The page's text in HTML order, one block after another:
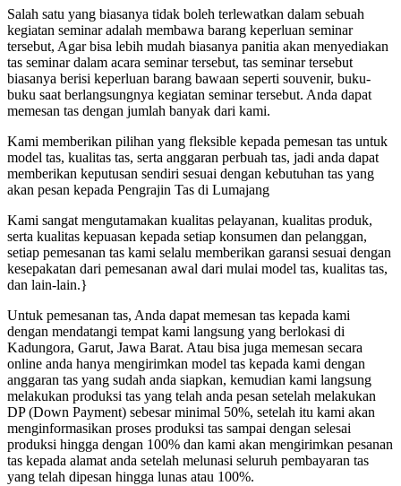
Salah satu yang biasanya tidak boleh terlewatkan dalam sebuah
kegiatan seminar adalah membawa barang keperluan seminar
tersebut, Agar bisa lebih mudah biasanya panitia akan menyediakan
tas seminar dalam acara seminar tersebut, tas seminar tersebut
biasanya berisi keperluan barang bawaan seperti souvenir, buku-
buku saat berlangsungnya kegiatan seminar tersebut. Anda dapat
memesan tas dengan jumlah banyak dari kami.
Kami memberikan pilihan yang fleksible kepada pemesan tas untuk
model tas, kualitas tas, serta anggaran perbuah tas, jadi anda dapat
memberikan keputusan sendiri sesuai dengan kebutuhan tas yang
akan pesan kepada Pengrajin Tas di Lumajang
Kami sangat mengutamakan kualitas pelayanan, kualitas produk,
serta kualitas kepuasan kepada setiap konsumen dan pelanggan,
setiap pemesanan tas kami selalu memberikan garansi sesuai dengan
kesepakatan dari pemesanan awal dari mulai model tas, kualitas tas,
dan lain-lain.}
Untuk pemesanan tas, Anda dapat memesan tas kepada kami
dengan mendatangi tempat kami langsung yang berlokasi di
Kadungora, Garut, Jawa Barat. Atau bisa juga memesan secara
online anda hanya mengirimkan model tas kepada kami dengan
anggaran tas yang sudah anda siapkan, kemudian kami langsung
melakukan produksi tas yang telah anda pesan setelah melakukan
DP (Down Payment) sebesar minimal 50%, setelah itu kami akan
menginformasikan proses produksi tas sampai dengan selesai
produksi hingga dengan 100% dan kami akan mengirimkan pesanan
tas kepada alamat anda setelah melunasi seluruh pembayaran tas
yang telah dipesan hingga lunas atau 100%.